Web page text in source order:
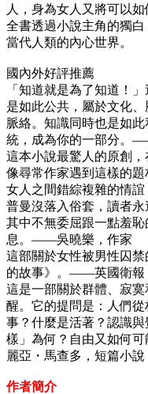
人，身為女人又將可以
全書透過小說主角的獨
當代人類的內心世界。
國內外好評推薦
「知道就是為了知道！
是如此公共，屬於文化
脈絡。知識同時也是如
統，成為你的一部分。
這本小說最驚人的原創
像尋常作家遇到這樣的
女人之間錯綜複雜的情
普曼沒落入俗套，讀者永
其中不無委屈跟一點羞
息。——吳曉樂，作家
這部關於女性被男性囚
的故事》。——英國衛報
這是一部關於群體、寂
醒。它的提問是：人們
事？什麼是活著？認識
樣」為何？自由又如何
麗亞・馬查多，短篇小
作者簡介